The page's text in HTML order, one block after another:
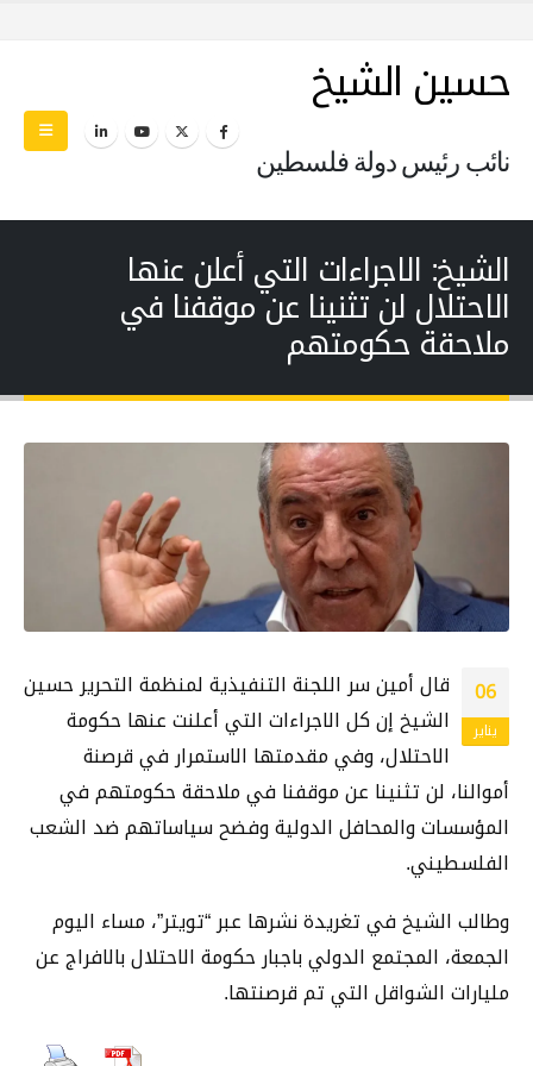
حسين الشيخ
نائب رئيس دولة فلسطين
الشيخ: الاجراءات التي أعلن عنها
الاحتلال لن تثنينا عن موقفنا في
ملاحقة حكومتهم
06
يناير
قال أمين سر اللجنة التنفيذية لمنظمة التحرير حسين
الشيخ إن كل الاجراءات التي أعلنت عنها حكومة
الاحتلال، وفي مقدمتها الاستمرار في قرصنة
أموالنا، لن تثنينا عن موقفنا في ملاحقة حكومتهم في
المؤسسات والمحافل الدولية وفضح سياساتهم ضد الشعب
الفلسطيني.
وطالب الشيخ في تغريدة نشرها عبر “تويتر”، مساء اليوم
الجمعة، المجتمع الدولي باجبار حكومة الاحتلال بالافراج عن
مليارات الشواقل التي تم قرصنتها.